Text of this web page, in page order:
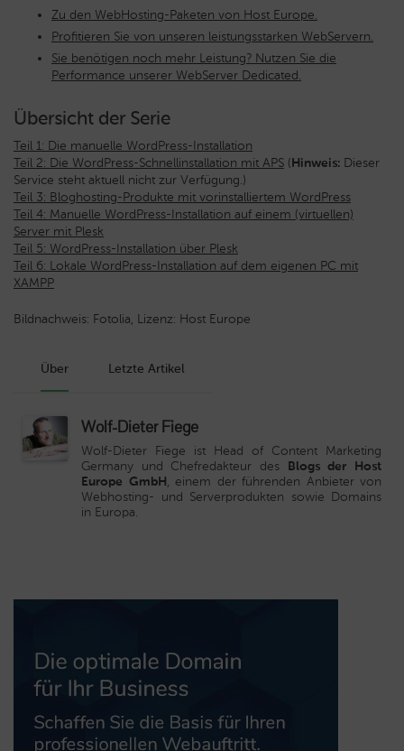
Zu den WebHosting-Paketen von Host Europe.
Profitieren Sie von unseren leistungsstarken WebServern.
Sie benötigen noch mehr Leistung? Nutzen Sie die
Performance unserer WebServer Dedicated.
Übersicht der Serie
Teil 1: Die manuelle WordPress-Installation
Teil 2: Die WordPress-Schnellinstallation mit APS (Hinweis: Dieser
Service steht aktuell nicht zur Verfügung.)
Teil 3: Bloghosting-Produkte mit vorinstalliertem WordPress
Teil 4: Manuelle WordPress-Installation auf einem (virtuellen)
Server mit Plesk
Teil 5: WordPress-Installation über Plesk
Teil 6: Lokale WordPress-Installation auf dem eigenen PC mit
XAMPP
Bildnachweis: Fotolia, Lizenz: Host Europe
Über Letzte Artikel
Wolf-Dieter Fiege
Wolf-Dieter Fiege ist Head of Content Marketing
Germany und Chefredakteur des Blogs der Host
Europe GmbH, einem der führenden Anbieter von
Webhosting- und Serverprodukten sowie Domains
in Europa.